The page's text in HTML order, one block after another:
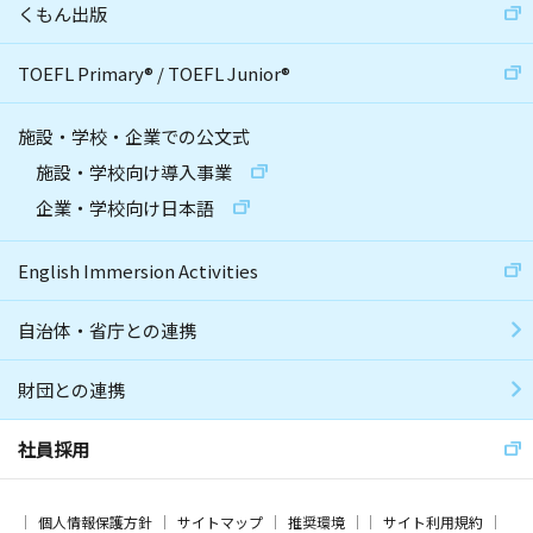
くもん出版
TOEFL Primary® /TOEFL Junior®
施設・学校・企業での公文式
施設・学校向け導入事業
企業・学校向け日本語
English Immersion Activities
自治体・省庁との連携
財団との連携
社員採用
個人情報保護方針 サイトマップ 推奨環境 サイト利用規約